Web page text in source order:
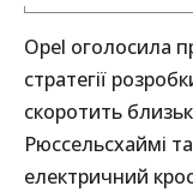
Opel оголосила
стратегії
скоротить
Рюссельсхаймі
електричний